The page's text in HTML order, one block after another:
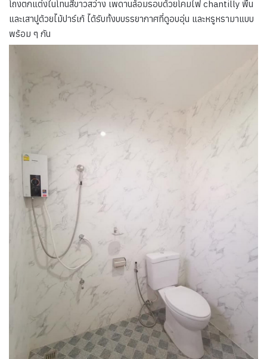
โถงตกแต่งในโทนสีขาวสว่าง เพดานล้อมรอบด้วยโคมไฟ chantilly พื้น
และเสาปูด้วยไม้ปาร์เก้ ได้รับทั้งบบรรยากาศที่ดูอบอุ่น และหรูหรามาแบบ
พร้อม ๆ กัน